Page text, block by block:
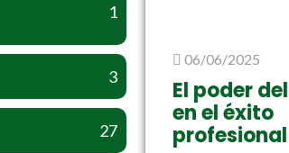
1
3
27
06/06/2025
El poder
en el éxito
profesional